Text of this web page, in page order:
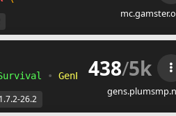
• GenPVP438/5k
1.7.2-26.2